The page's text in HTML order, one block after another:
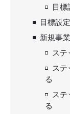
目
目標設
新規事
ステ
ステ
る
ステ
る